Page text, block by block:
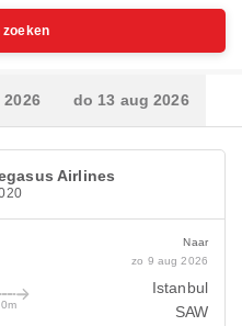
zoeken
2026 do 13 aug 2026
Airlines
Naar
zo 9 aug 2026
Istanbul
SAW